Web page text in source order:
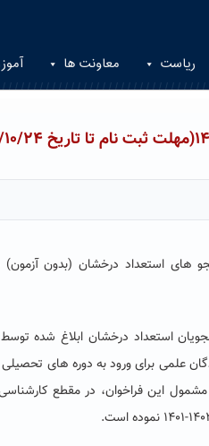
ریاست معاونت ها
های استعداد درخشان (بدون
استعداد درخشان ابلاغ شده
علمی برای ورود به دوره های تحصیلی
این فراخوان، در مقطع